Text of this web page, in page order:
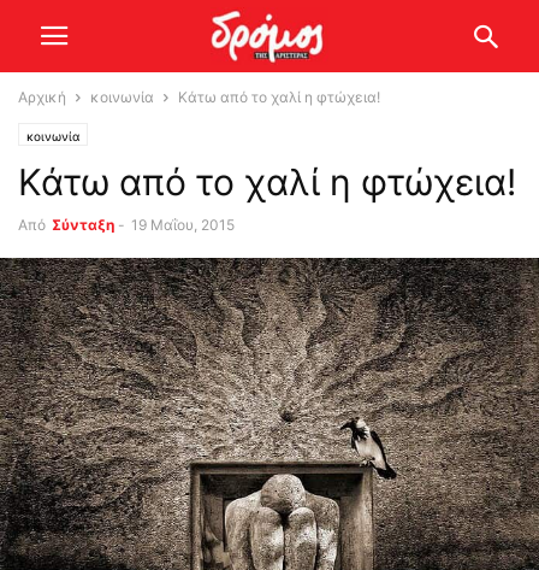
Αρχική κοινωνία Κάτω από το χαλί η φτώχεια!
κοινωνία
Κάτω από το χαλί η φτώχεια!
Από Σύνταξη - 19 Μαΐου, 2015